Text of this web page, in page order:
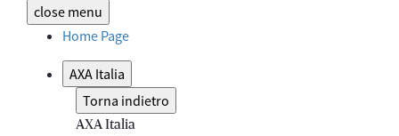
close menu
Home Page
AXA Italia
Torna indietro
AXA Italia